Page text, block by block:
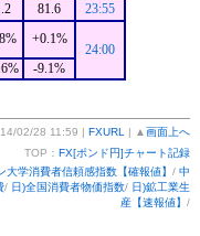
81.6
23:55
+0.1%
24:00
-9.1%
02/28 11:59 | FXURL | ▲ 画面上へ
TOP： FX[ポンド円]チャート記録
大学消費者信頼感指数【確報値】 / 中
/ 日)全国消費者物価指数/ 日)鉱工業生
産【速報値】 /